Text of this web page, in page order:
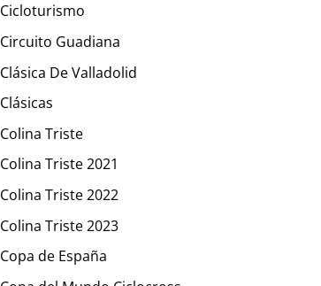
Cicloturismo
Circuito Guadiana
Clásica De Valladolid
Clásicas
Colina Triste
Colina Triste 2021
Colina Triste 2022
Colina Triste 2023
Copa de España